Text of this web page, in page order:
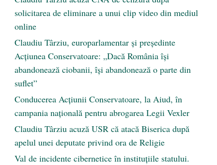
solicitarea de eliminare a unui clip video din mediul
online
Claudiu Târziu, europarlamentar și președinte
Acțiunea Conservatoare: „Dacă România își
abandonează ciobanii, își abandonează o parte din
suflet”
Conducerea Acțiunii Conservatoare, la Aiud, în
campania națională pentru abrogarea Legii Vexler
Claudiu Târziu acuză USR că atacă Biserica după
apelul unei deputate privind ora de Religie
Val de incidente cibernetice în instituțiile statului.